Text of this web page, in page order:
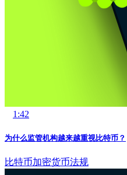
1:42
为什么监管机构越来越重视比特币？
比特币加密货币法规